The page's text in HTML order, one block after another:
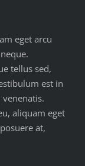
eget arcu
tellus sed,
est in
aliquam eget
at,